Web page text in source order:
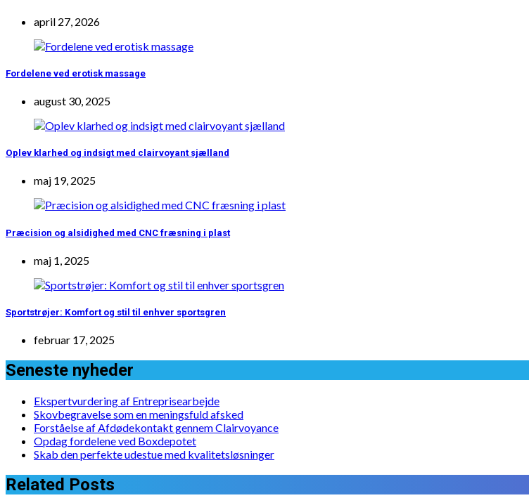
april 27, 2026
Fordelene ved erotisk massage
august 30, 2025
Oplev klarhed og indsigt med clairvoyant sjælland
maj 19, 2025
Præcision og alsidighed med CNC fræsning i plast
maj 1, 2025
Sportstrøjer: Komfort og stil til enhver sportsgren
februar 17, 2025
Seneste nyheder
Ekspertvurdering af Entreprisearbejde
Skovbegravelse som en meningsfuld afsked
Forståelse af Afdødekontakt gennem Clairvoyance
Opdag fordelene ved Boxdepotet
Skab den perfekte udestue med kvalitetsløsninger
Related Posts